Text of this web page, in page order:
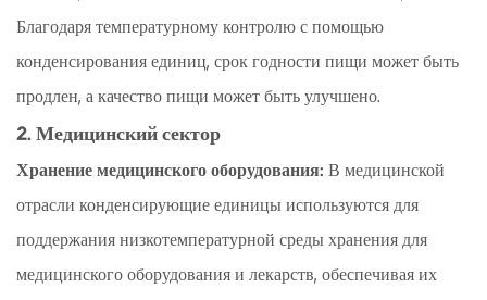
Регулярная
проверка
конденсатора
2.2
расширения
клапана
Благодаря температурному контролю с помощью
конденсирования единиц, срок годности пищи может быть
продлен, а качество пищи может быть улучшено.
2. Медицинский сектор
Хранение медицинского оборудования: В медицинской
отрасли конденсирующие единицы используются для
поддержания низкотемпературной среды хранения для
медицинского оборудования и лекарств, обеспечивая их